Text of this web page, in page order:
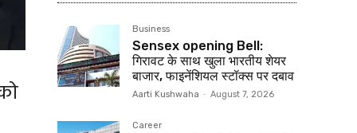
Business
Sensex opening Bell:
गिरावट के साथ खुला भारतीय शेयर
बाजार, फाइनेंशियल स्टॉक्स पर दबाव
Aarti Kushwaha - August 7, 2026
Career